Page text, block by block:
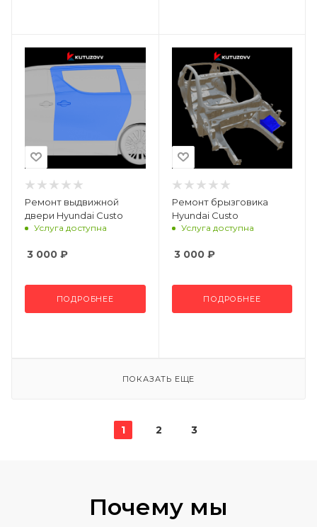
Ремонт выдвижной
двери Hyundai Custo
Услуга доступна
3 000 ₽
ПОДРОБНЕЕ
Ремонт брызговика
Hyundai Custo
Услуга доступна
3 000₽
ПОДРОБНЕЕ
ПОКАЗАТЬ ЕЩЕ
1 2 3
Почему мы